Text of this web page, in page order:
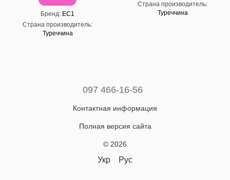
Бренд EC1
Страна производитель
Туреччина
Страна производитель
Туреччина
097 466-16-56
Контактная информация
Полная версия сайта
© 2026
Укр Рус